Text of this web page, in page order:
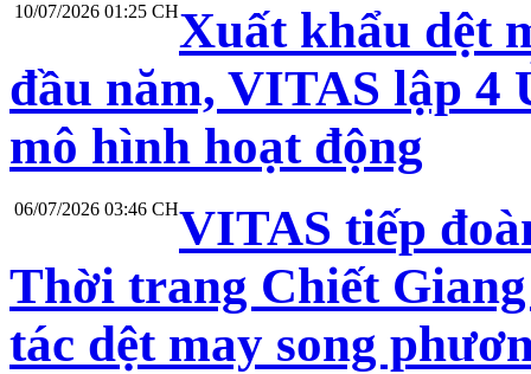
10/07/2026 01:25 CHXuất khẩu dệt
đầu năm, VITAS lập 4
mô hình hoạt động
06/07/2026 03:46 CHVITAS tiếp
Thời trang Chiết
tác dệt may song